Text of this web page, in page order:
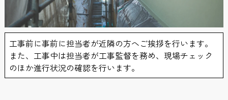
工事前に事前に担当者が近隣の方へご挨拶を行います。
また、工事中は担当者が工事監督を務め、現場チェック
のほか進行状況の確認を行います。